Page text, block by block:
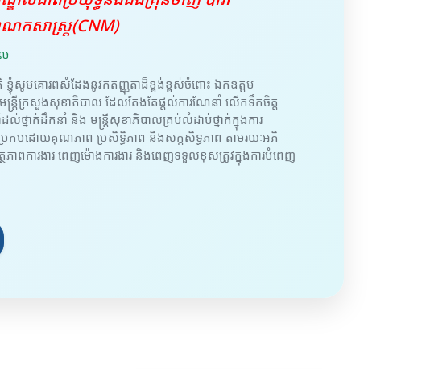
កសាស្រ្ត(CNM)
ខ្ញុំសូមគោរពសំដែងនូវកតញ្ញុតាដ៏ខ្ពង់ខ្ពស់ចំពោះ ឯកឧត្តម
ឋមន្ត្រីក្រសួងសុខាភិបាល ដែលតែងតែផ្តល់ការណែនាំ លើកទឹកចិត្ត
ល់ថ្នាក់ដឹកនាំ និង មន្ត្រីសុខាភិបាលគ្រប់លំដាប់ថ្នាក់ក្នុងការ
នប្រកបដោយគុណភាព ប្រសិទ្ធិភាព និងសក្កសិទ្ធភាព តាមរយៈអភិ
ពការងារ ពេញម៉ោងការងារ និងពេញទទួលខុសត្រូវក្នុងការបំពេញ